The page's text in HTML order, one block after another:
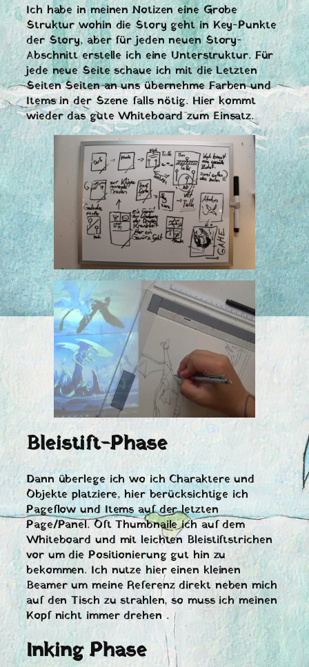
Ich habe in meinen Notizen eine Grobe
Struktur wohin die Story geht in Key-Punkte
der Story, aber für jeden neuen Story-
Abschnitt erstelle ich eine Unterstruktur. Für
jede neue Seite schaue ich mit die Letzten
Seiten Seiten an uns übernehme Farben und
Items in der Szene falls nötig. Hier kommt
wieder das gute Whiteboard zum Einsatz.
Bleistift-Phase
Dann überlege ich wo ich Charaktere und
Objekte platziere, hier berücksichtige ich
Pageflow und Items auf der letzten
Page/Panel. Oft Thumbnaile ich auf dem
Whiteboard und mit leichten Bleistiftstrichen
vor um die Positionierung gut hin zu
bekommen. Ich nutze hier einen kleinen
Beamer um meine Referenz direkt neben mich
auf den Tisch zu strahlen, so muss ich meinen
Kopf nicht immer drehen .
Inking Phase